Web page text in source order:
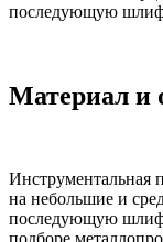
последующую
Материал и
Инструментальная
на небольшие и
последующую